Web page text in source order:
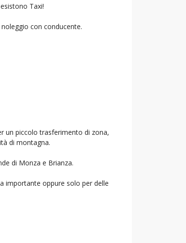
Taxi!
con conducente.
un piccolo trasferimento di zona,
di montagna.
di Monza e Brianza.
importante oppure solo per delle